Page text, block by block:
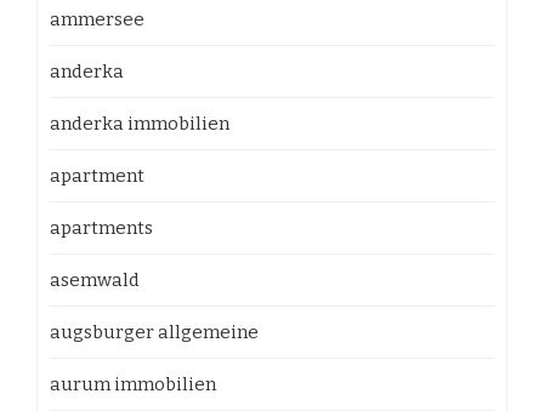
ammersee
anderka
anderka immobilien
apartment
apartments
asemwald
augsburger allgemeine
aurum immobilien